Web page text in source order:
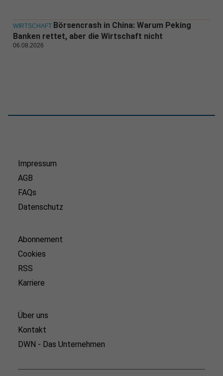
WIRTSCHAFT Börsencrash in China: Warum Peking
Banken rettet, aber die Wirtschaft nicht
06.08.2026
Impressum
AGB
FAQs
Datenschutz
Abonnement
Cookies
RSS
Karriere
Über uns
Kontakt
DWN - Das Unternehmen